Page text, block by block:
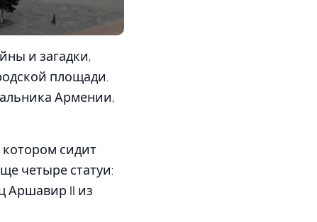
и загадки,
площади.
Армении,
котором сидит
четыре статуи:
Аршавир II из